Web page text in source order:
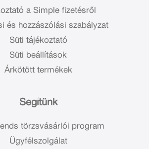
a Simple fizetésről
és hozzászólási szabályzat
Süti tájékoztató
Süti beállítások
Árkötött termékek
Segítünk
törzsvásárlói program
Ügyfélszolgálat